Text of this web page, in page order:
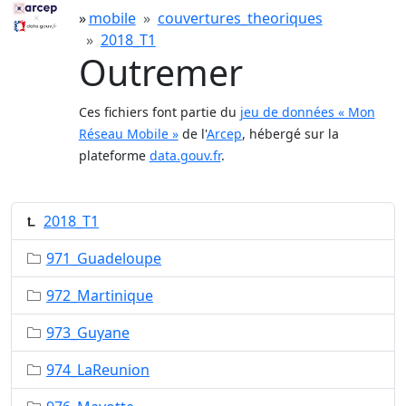
mobile
couvertures_theoriques
2018_T1
Outremer
Ces fichiers font partie du jeu de données « Mon
Réseau Mobile »de l'Arcep, hébergé sur la
plateforme data.gouv.fr.
2018_T1
971_Guadeloupe
972_Martinique
973_Guyane
974_LaReunion